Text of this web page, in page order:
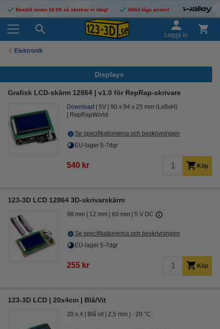
Beställ innan 16:00 så skickar vi idag! Alltid låga priser!
Logga in
Elektronik
Displays
Grafisk LCD-skärm 12864 | v1.0 för RepRap-skrivare
Download 5V
90 x 94 x 25 mm (LxBxH)
RepRapWorld
Se specifikationerna och beskrivningen
EU-lager 5-7dgr
540 kr Köp
123-3D LCD 12864 3D-skrivarskärm
98 mm 12 mm 60 mm 5 V DC
Se specifikationerna och beskrivningen
EU-lager 5-7dgr
255 kr Köp
123-3D LCD | 20x4cm | Blå/Vit
20 x 4 Blå vit 2,5 mm - 20 °C